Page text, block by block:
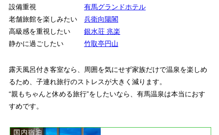
設備重視
有馬グランドホテル
老舗旅館を楽しみたい
兵衛向陽閣
高級感を重視したい
銀水荘 兆楽
静かに過ごしたい
竹取亭円山
露天風呂付き客室なら、周囲を気にせず家族だけで温泉を楽しめ
るため、子連れ旅行のストレスが大きく減ります。
“親もちゃんと休める旅行”をしたいなら、有馬温泉は本当におす
すめです。